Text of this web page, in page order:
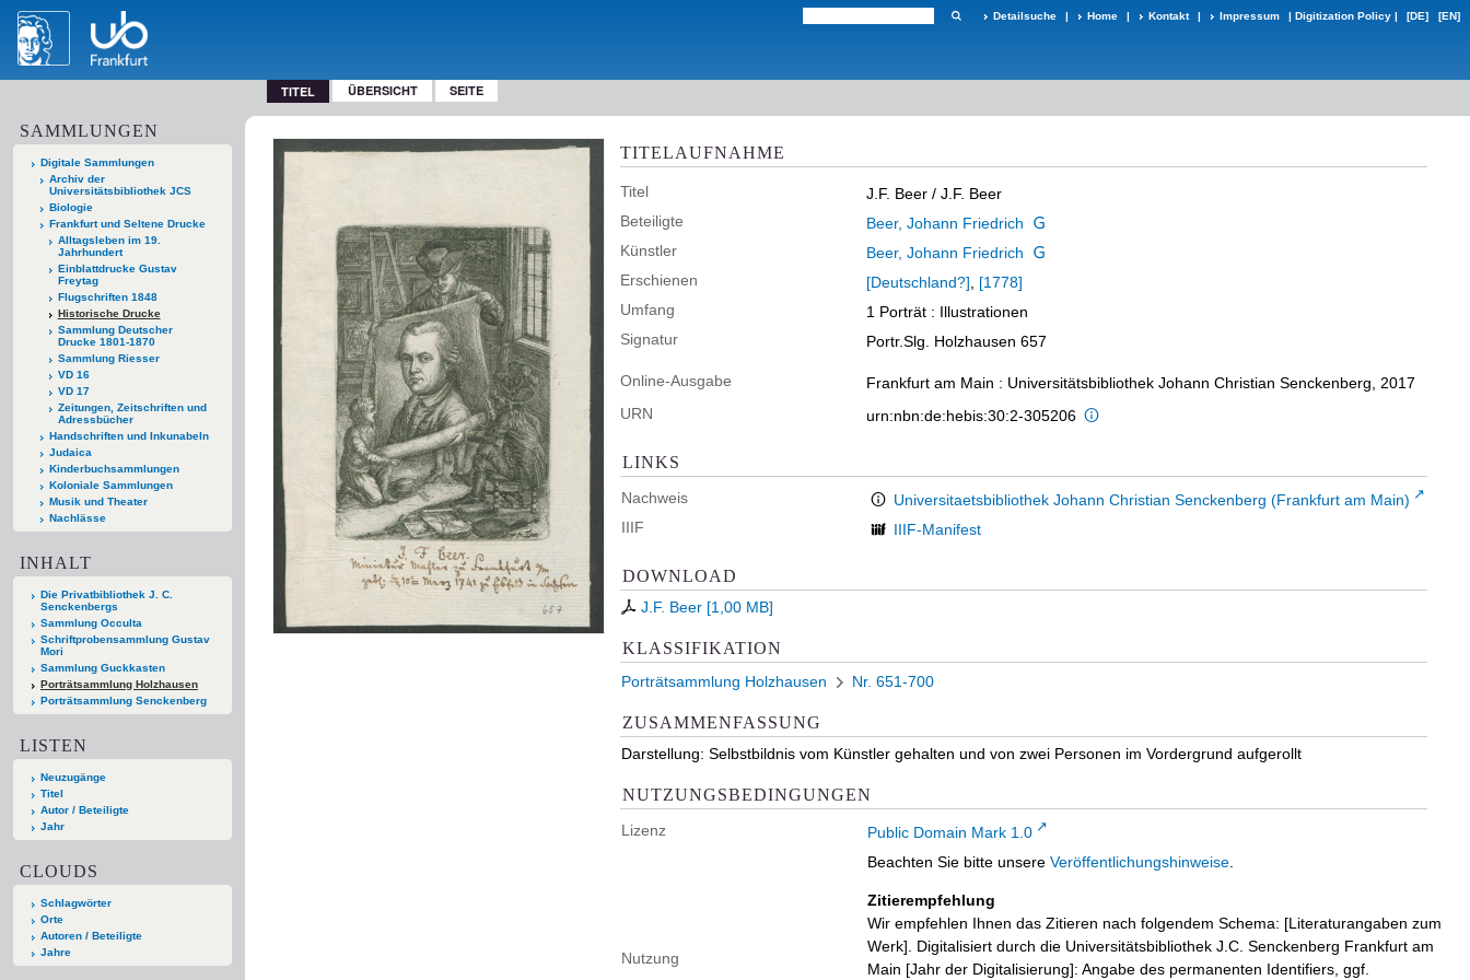
Detailsuche | Home | Kontakt | Impressum | Digitization Policy | [DE] [EN]
TITEL ÜBERSICHT SEITE
SAMMLUNGEN
Digitale Sammlungen
Archiv der
Universitätsbibliothek JCS
Biologie
Frankfurt und Seltene Drucke
Alltagsleben im 19.
Jahrhundert
Einblattdrucke Gustav
Freytag
Flugschriften 1848
Historische Drucke
Sammlung Deutscher
Drucke 1801-1870
Sammlung Riesser
VD 16
VD 17
Zeitungen, Zeitschriften und
Adressbücher
Handschriften und Inkunabeln
Judaica
Kinderbuchsammlungen
Koloniale Sammlungen
Musik und Theater
Nachlässe
INHALT
Die Privatbibliothek J. C.
Senckenbergs
Sammlung Occulta
Schriftprobensammlung Gustav
Mori
Sammlung Guckkasten
Porträtsammlung Holzhausen
Porträtsammlung Senckenberg
LISTEN
Neuzugänge
Titel
Autor / Beteiligte
Jahr
CLOUDS
Schlagwörter
Orte
Autoren / Beteiligte
Jahre
TITELAUFNAHME
Titel J.F. Beer / J.F. Beer
Beteiligte
Beer, Johann Friedrich
Künstler
Beer, Johann Friedrich
Erschienen
[Deutschland?]
[1778]
Umfang
1 Porträt : Illustrationen
Signatur
Portr.Slg. Holzhausen 657
Online-Ausgabe
Frankfurt am Main : Universitätsbibliothek Johann Christian Senckenberg, 2017
URN
urn:nbn:de:hebis:30:2-305206
LINKS
Nachweis
Universitaetsbibliothek Johann Christian Senckenberg (Frankfurt am Main)
IIIF
IIIF-Manifest
DOWNLOAD
J.F. Beer [1,00 MB]
KLASSIFIKATION
Porträtsammlung Holzhausen Nr. 651-700
ZUSAMMENFASSUNG
Darstellung: Selbstbildnis vom Künstler gehalten und von zwei Personen im Vordergrund aufgerollt
NUTZUNGSBEDINGUNGEN
Lizenz Public Domain Mark 1.0
Nutzung
Beachten Sie bitte unsere Veröffentlichungshinweise
Zitierempfehlung
Wir empfehlen Ihnen das Zitieren nach folgendem Schema: [Literaturangaben zum
Werk]. Digitalisiert durch die Universitätsbibliothek J.C. Senckenberg Frankfurt am
Main [Jahr der Digitalisierung]: Angabe des permanenten Identifiers, ggf.